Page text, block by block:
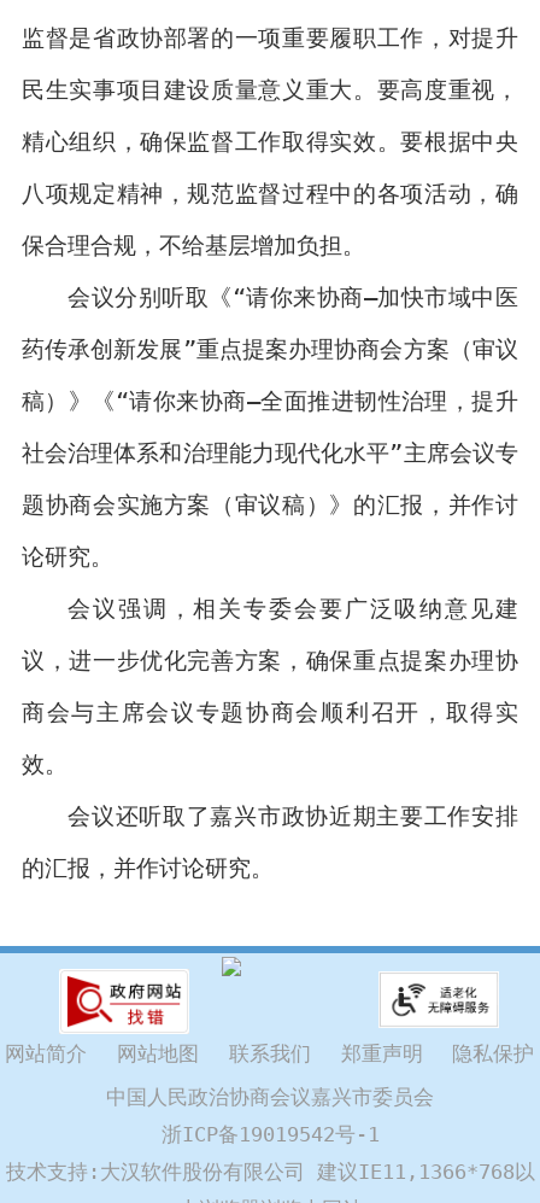
监督是省政协部署的一项重要履职工作，对提升
民生实事项目建设质量意义重大。要高度重视，
精心组织，确保监督工作取得实效。要根据中央
八项规定精神，规范监督过程中的各项活动，确
保合理合规，不给基层增加负担。
会议分别听取《“请你来协商—加快市域中医
药传承创新发展”重点提案办理协商会方案（审议
稿）》《“请你来协商—全面推进韧性治理，提升
社会治理体系和治理能力现代化水平”主席会议专
题协商会实施方案（审议稿）》的汇报，并作讨
论研究。
会议强调，相关专委会要广泛吸纳意见建
议，进一步优化完善方案，确保重点提案办理协
商会与主席会议专题协商会顺利召开，取得实
效。
会议还听取了嘉兴市政协近期主要工作安排
的汇报，并作讨论研究。
网站简介 网站地图 联系我们 郑重声明
隐私保护
中国人民政治协商会议嘉兴市委员会
浙ICP备19019542号-1
技术支持:大汉软件股份有限公司 建议IE11,1366*768以